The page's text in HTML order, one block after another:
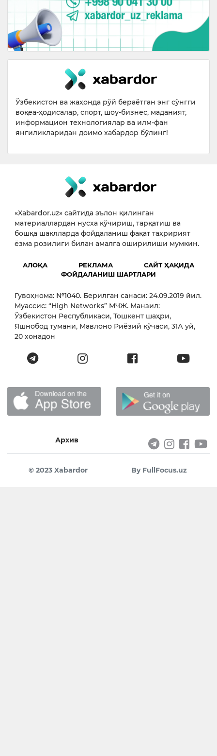
Ўзбекистон ва жаҳонда рўй бераётган энг сўнгги
воқеа-ҳодисалар, спорт, шоу-бизнес, маданият,
информацион технологиялар ва илм-фан
янгиликларидан доимо хабардор бўлинг!
«Xabardor.uz» сайтида эълон қилинган
материаллардан нусха кўчириш, тарқатиш ва
бошқа шаклларда фойдаланиш фақат таҳририят
ёзма розилиги билан амалга оширилиши мумкин.
АЛОҚА РЕКЛАМА
САЙТ ҲАҚИДА
ФОЙДАЛАНИШ ШАРТЛАРИ
Гувоҳнома: №1040. Берилган санаси: 24.09.2019 йил.
Муассис: “High Networks” МЧЖ. Манзил:
Ўзбекистон Республикаси, Тошкент шаҳри,
Яшнобод тумани, Мавлоно Риёзий кўчаси, 31А уй,
20 хонадон
Архив
© 2023 Xabardor By FullFocus.uz